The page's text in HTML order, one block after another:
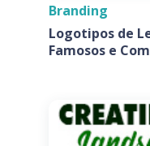
Branding
Logotipos de
Famosos e